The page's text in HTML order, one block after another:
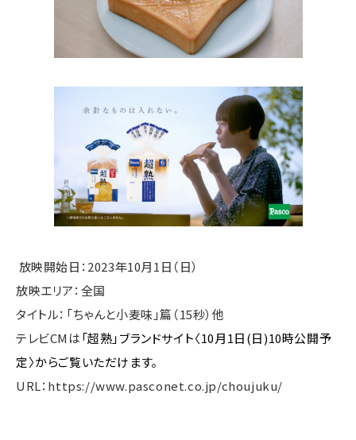
放映開始日：2023年10月1日（日）
放映エリア：全国
タイトル：「ちゃんと小麦味」篇（15秒）他
テレビCMは「超熟」ブランドサイト〈10月1日(日)10時公開予
定〉からご覧いただけます。
URL：https://www.pasconet.co.jp/choujuku/